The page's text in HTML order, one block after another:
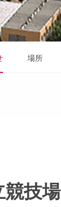
場所
技場